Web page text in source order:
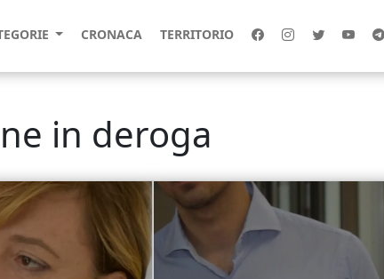
CRONACA TERRITORIO
in deroga